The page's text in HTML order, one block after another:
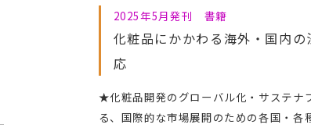
2025年5月発刊 書籍
化粧品にかかわる海外・国内の
応
★化粧品開発のグローバル化・サステナ
る、国際的な市場展開のための各国・各